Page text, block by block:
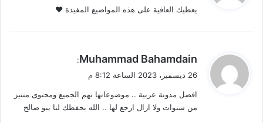
ل
يعطيك العافية على هذه المواضيع المفيدة ❤️
ي
ل
Muhammad Bahamdain
:
26 ديسمبر، 2023 الساعة 8:12 م
افضل مدونة عربية .. موضوعاتها تهم الجميع ومحتوى متنيز
من سنوات ولا ازال ارجع لها .. الله يحفظك لنا يبو صالح